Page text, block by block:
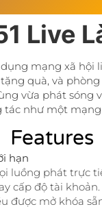
Live
mạng xã hội
quà, và
vừa phát sóng
tác như một mạng
Features
hạn
luồng phát trực
cấp độ tài
được mở khóa